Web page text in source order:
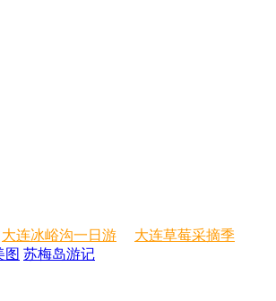
大连冰峪沟一日游
大连草莓采摘季
图 苏梅岛游记